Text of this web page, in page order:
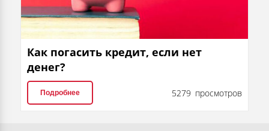
Как погасить кредит, если нет
денег?
Подробнее 5279 просмотров